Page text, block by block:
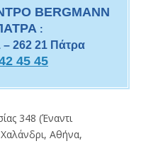
BERGMANN
:
– 262 21 Πάτρα
45 45
348 (Έναντι
Αθήνα,